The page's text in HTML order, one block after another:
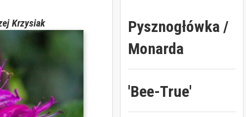
Krzysiak
Pysznogłówka /
Monarda
'Bee-True'